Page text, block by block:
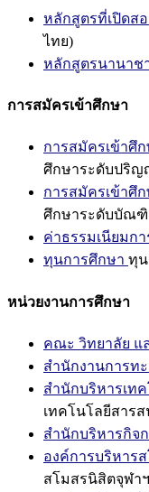
หลักสูตรที่เปิดส
ไทย)
หลักสูตรนานาช
การสมัครเข้าศึกษา
การสมัครเข้า
ศึกษาระดับปริ
การสมัครเข้าศึ
ศึกษาระดับบัณ
ค่าธรรมเนียมก
ทุนการศึกษา ทุน
หน่วยงานการศึกษา
คณะ วิทยาลัย แ
สำนักงานการทะ
สำนักบริหารเท
เทคโนโลยีสารส
สำนักบริหารกิจ
องค์การบริหาร
สโมสรนิสิตจุฬา